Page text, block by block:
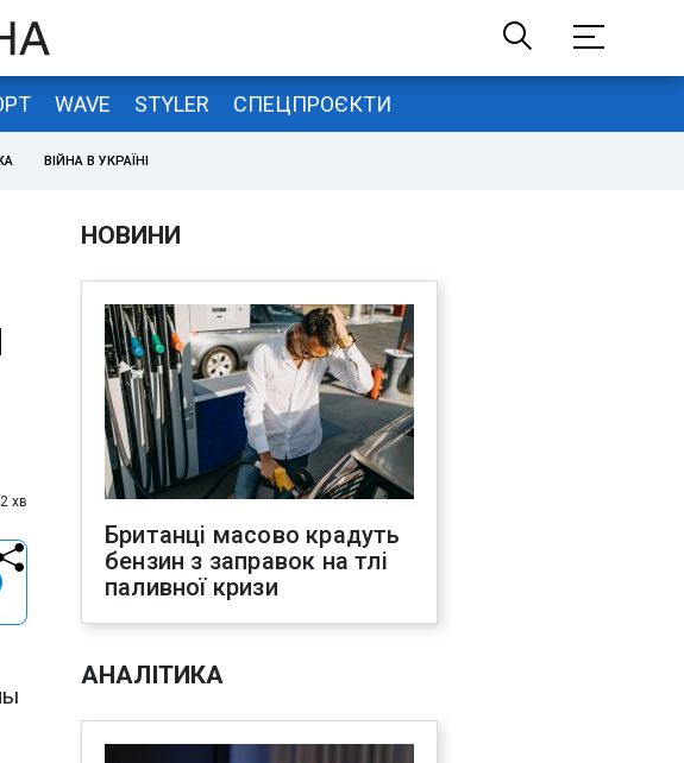
WAVE STYLER СПЕЦПРОЄКТИ
ВІЙНА В УКРАЇНІ
2 хв
НОВИНИ
Британці масово крадуть
бензин з заправок на тлі
паливної кризи
АНАЛІТИКА